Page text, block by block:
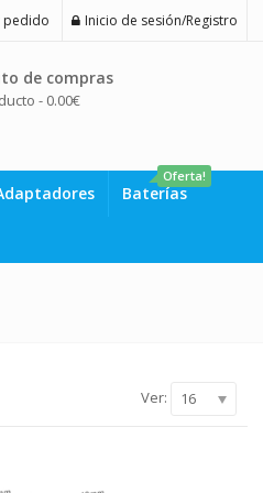
pedido Inicio de sesión/Registro
de compras
- 0.00€
Baterías
Oferta!
Ver: 16